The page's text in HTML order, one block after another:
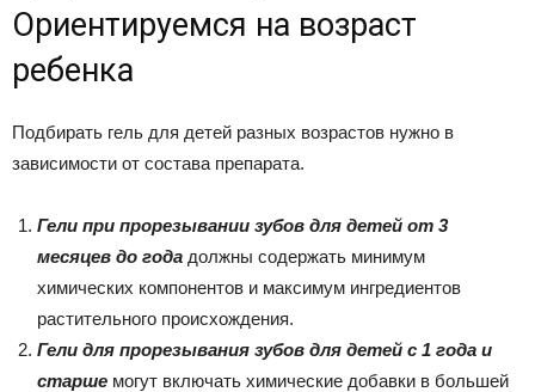
Ориентируемся на возраст
ребенка
Подбирать гель для детей разных возрастов нужно в
зависимости от состава препарата.
Гели при прорезывании зубов для детей от 3
месяцев до года должны содержать минимум
химических компонентов и максимум ингредиентов
растительного происхождения.
Гели для прорезывания зубов для детей с 1 года и
старше могут включать химические добавки в большей